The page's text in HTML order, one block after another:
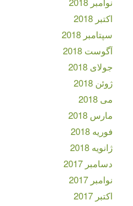
اکتبر 2018
سپتامبر 2018
آگوست 2018
جولای 2018
ژوئن 2018
می 2018
مارس 2018
فوریه 2018
ژانویه 2018
دسامبر 2017
نوامبر 2017
اکتبر 2017